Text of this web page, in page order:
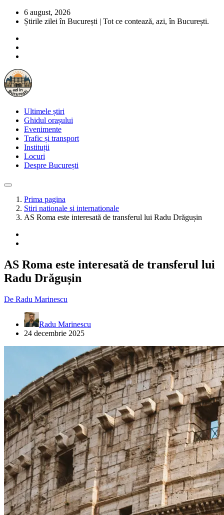
6 august, 2026
Știrile zilei în București | Tot ce contează, azi, în București.
Ultimele știri
Ghidul orașului
Evenimente
Trafic și transport
Instituții
Locuri
Despre București
Prima pagina
Stiri nationale si internationale
AS Roma este interesată de transferul lui Radu Drăgușin
AS Roma este interesată de transferul lui
Radu Drăgușin
De Radu Marinescu
Radu Marinescu
24 decembrie 2025